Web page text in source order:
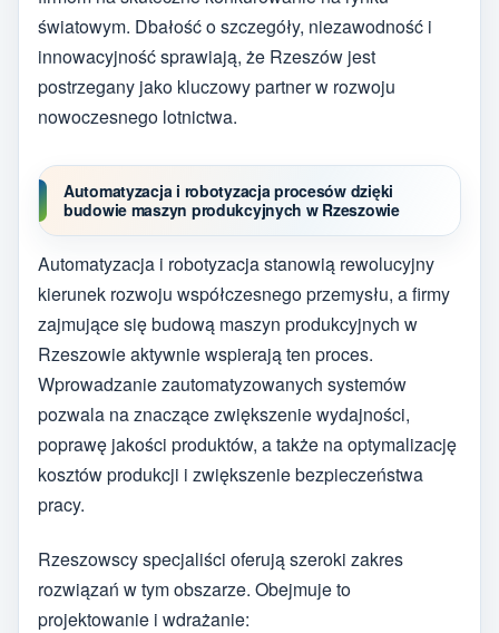
światowym. Dbałość o szczegóły, niezawodność i
innowacyjność sprawiają, że Rzeszów jest
postrzegany jako kluczowy partner w rozwoju
nowoczesnego lotnictwa.
Automatyzacja i robotyzacja procesów dzięki
budowie maszyn produkcyjnych w Rzeszowie
Automatyzacja i robotyzacja stanowią rewolucyjny
kierunek rozwoju współczesnego przemysłu, a firmy
zajmujące się budową maszyn produkcyjnych w
Rzeszowie aktywnie wspierają ten proces.
Wprowadzanie zautomatyzowanych systemów
pozwala na znaczące zwiększenie wydajności,
poprawę jakości produktów, a także na optymalizację
kosztów produkcji i zwiększenie bezpieczeństwa
pracy.
Rzeszowscy specjaliści oferują szeroki zakres
rozwiązań w tym obszarze. Obejmuje to
projektowanie i wdrażanie: